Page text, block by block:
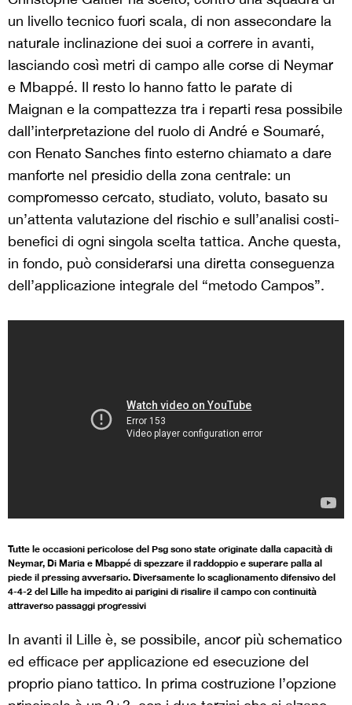
un livello tecnico fuori scala, di non assecondare la
naturale inclinazione dei suoi a correre in avanti,
lasciando così metri di campo alle corse di Neymar
e Mbappé. Il resto lo hanno fatto le parate di
Maignan e la compattezza tra i reparti resa possibile
dall’interpretazione del ruolo di André e Soumaré,
con Renato Sanches finto esterno chiamato a dare
manforte nel presidio della zona centrale: un
compromesso cercato, studiato, voluto, basato su
un’attenta valutazione del rischio e sull’analisi costi-
benefici di ogni singola scelta tattica. Anche questa,
in fondo, può considerarsi una diretta conseguenza
dell’applicazione integrale del “metodo Campos”.
Tutte le occasioni pericolose del Psg sono state originate dalla capacità di
Neymar, Di Maria e Mbappé di spezzare il raddoppio e superare palla al
piede il pressing avversario. Diversamente lo scaglionamento difensivo del
4-4-2 del Lille ha impedito ai parigini di risalire il campo con continuità
attraverso passaggi progressivi
In avanti il Lille è, se possibile, ancor più schematico
ed efficace per applicazione ed esecuzione del
proprio piano tattico. In prima costruzione l’opzione